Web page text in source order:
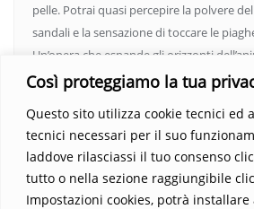
Così proteggiamo la tua
Questo sito utilizza cookie tecnici ed
tecnici necessari per il suo
laddove rilasciassi il tuo consenso
tutto o nella sezione raggiungibile
Impostazioni cookies, potrà installare
pelle. Potrai quasi percepire la polvere
sandali e la sensazione di toccare le
Un’opera che espande gli orizzonti
vedere oltre i confini del conosciuto.
indimenticabile.Non perdere
questo viaggio straordinario. Acquista il
Parola trasformi la tua vita